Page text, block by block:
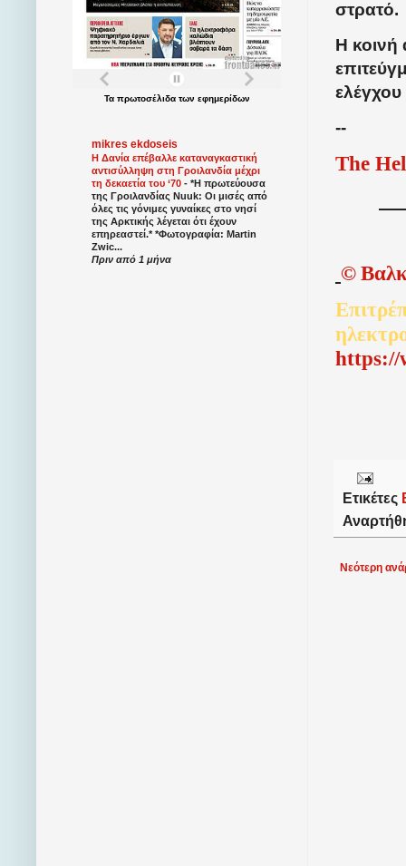
στρατό.
Η κοινή
--
The
©
https://
Ετικέτες
Νεότερη
Τα πρωτοσέλιδατων εφημερίδων
mikres ekdoseis
Η Δανία επέβαλλε καταναγκαστική
αντισύλληψη στη Γροιλανδία μέχρι
τη δεκαετία του ‘70 - *Η πρωτεύουσα
της Γροιλανδίας Nuuk: Οι μισές από
όλες τις γόνιμες γυναίκες στο νησί
της Αρκτικής λέγεται ότι έχουν
επηρεαστεί.* *Φωτογραφία: Martin
Zwic...
Πριν από 1 μήνα